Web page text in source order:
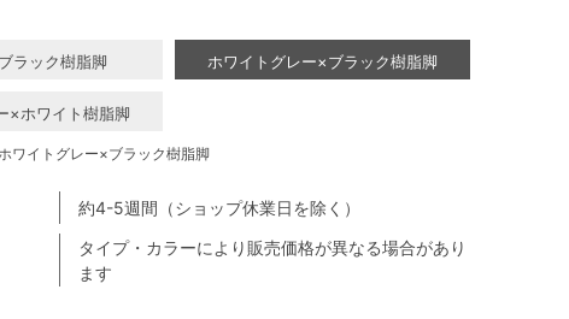
タイプ・カラーにより販売価格が異なる場合があり
ます
約4-5週間（ショップ休業日を除く）
ラック樹脂脚 ホワイトグレー×ブラック樹脂脚
×ホワイト樹脂脚
ワイトグレー×ブラック樹脂脚